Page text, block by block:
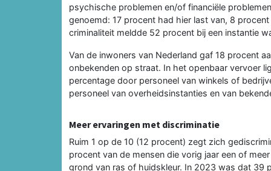
psychische problemen en/of financiële
genoemd: 17 procent had hier last van, 8
criminaliteit meldde 52 procent bij een instantie
Van de inwoners van Nederland gaf 18 procent
onbekenden op straat. In het openbaar vervoer
percentage door personeel van winkels of
personeel van overheidsinstanties en van
Meer ervaringen met discriminatie
Ruim 1 op de 10 (12 procent) zegt zich
procent van de mensen die vorig jaar een of
grond van ras of huidskleur. In 2023 was dat 39